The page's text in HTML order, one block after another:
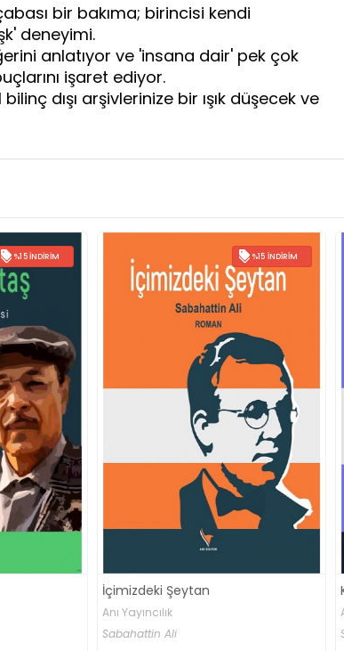
bir bakıma; birincisi kendi
deneyimi.
anlatıyor ve 'insana dair' pek çok
işaret ediyor.
dışı arşivlerinize bir ışık düşecek ve
%15 İNDIRIM %15 İNDIRIM
Kürk Mantolu Madonna
Anı Yayıncılık
Sabahattin Ali